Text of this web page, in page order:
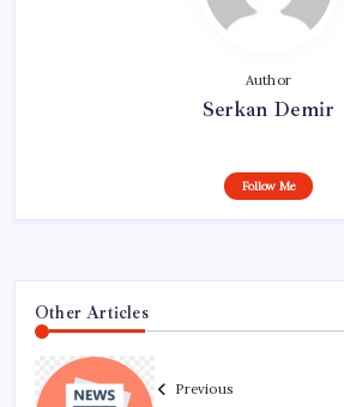
Author
Serkan Demir
Follow Me
Other Articles
Previous